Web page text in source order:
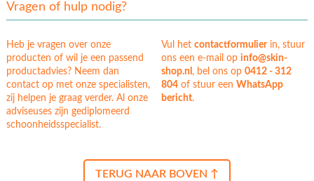
Vragen of hulp nodig?
Heb je vragen over onze
producten of wil je een passend
productadvies? Neem dan
contact op met onze specialisten,
zij helpen je graag verder. Al onze
adviseuses zijn gediplomeerd
schoonheidsspecialist.
Vul hetcontactformulierin, stuur
ons een e-mail op info@skin-
shop.nl, bel ons op0412 - 312
804 of stuur eenWhatsApp
bericht.
TERUG NAAR BOVEN ↑